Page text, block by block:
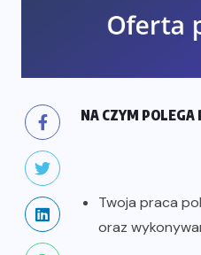
NA CZYM POLEGA
Twoja praca
oraz